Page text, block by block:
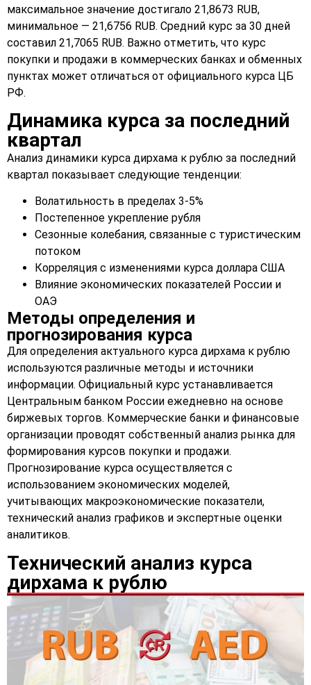
максимальное значение достигало 21,8673 RUB,
минимальное — 21,6756 RUB. Средний курс за 30 дней
составил 21,7065 RUB. Важно отметить, что курс
покупки и продажи в коммерческих банках и обменных
пунктах может отличаться от официального курса ЦБ
РФ.
Динамика курса за последний
квартал
Анализ динамики курса дирхама к рублю за последний
квартал показывает следующие тенденции:
Волатильность в пределах 3-5%
Постепенное укрепление рубля
Сезонные колебания, связанные с туристическим
потоком
Корреляция с изменениями курса доллара США
Влияние экономических показателей России и
ОАЭ
Методы определения и
прогнозирования курса
Для определения актуального курса дирхама к рублю
используются различные методы и источники
информации. Официальный курс устанавливается
Центральным банком России ежедневно на основе
биржевых торгов. Коммерческие банки и финансовые
организации проводят собственный анализ рынка для
формирования курсов покупки и продажи.
Прогнозирование курса осуществляется с
использованием экономических моделей,
учитывающих макроэкономические показатели,
технический анализ графиков и экспертные оценки
аналитиков.
Технический анализ курса
дирхама к рублю